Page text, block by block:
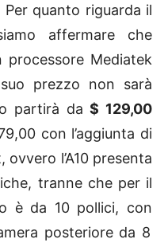
Per quanto riguarda il
affermare che
Mediatek
prezzo non sarà
partirà da$ 129,00
con l’aggiunta di
l’A10 presenta
tranne che per il
è da 10 pollici, con
posteriore da 8